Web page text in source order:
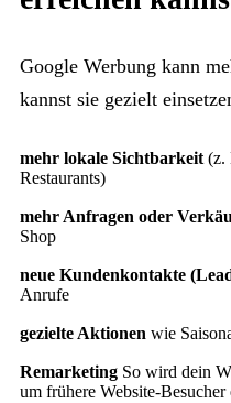
Google Werbung kann
kannst sie gezielt
mehr lokale Sichtbarkeit(z.
Restaurants)
mehr Anfragen oder
Shop
neue Kundenkontakte
Anrufe
gezielte Aktionen wie
Remarketing So wird dein
um frühere Website-Besucher